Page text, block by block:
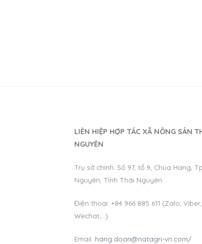
LIÊN HIỆP HỢP TÁC XÃ NÔNG SẢN
NGUYÊN
Trụ sở chính: Số 97, tổ 9, Chùa Hang,
Nguyên, Tỉnh Thái Nguyên
Điện thoại: +84 966 885 611 (Zalo,
Wechat,…)
Email: hang.doan@natagri-vn.com/